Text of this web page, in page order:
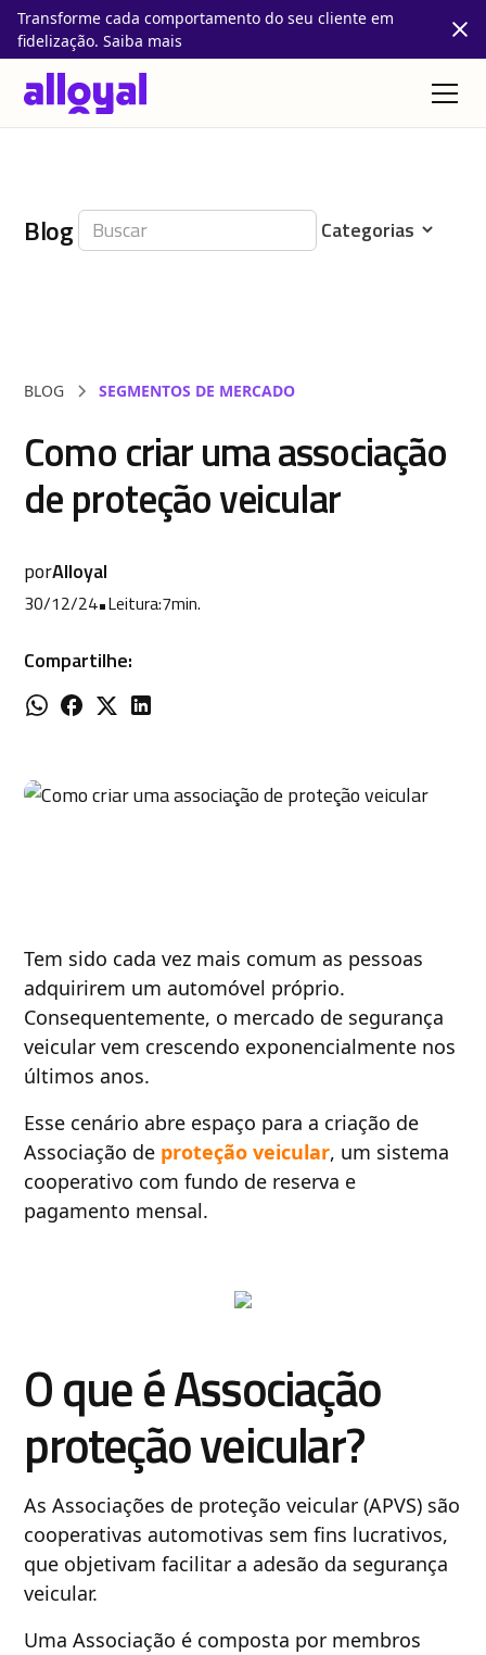
Transforme cada comportamento do seu cliente em
fidelização. Saiba mais
Blog
BLOG SEGMENTOS DE MERCADO
Como criar uma associação
de proteção veicular
porAlloyal
30/12/24•Leitura:7min.
Compartilhe:
Tem sido cada vez mais comum as pessoas
adquirirem um automóvel próprio.
Consequentemente, o mercado de segurança
veicular vem crescendo exponencialmente nos
últimos anos.
Esse cenário abre espaço para a criação de
Associação de proteção veicular, um sistema
cooperativo com fundo de reserva e
pagamento mensal.
O que é Associação
proteção veicular?
As Associações de proteção veicular (APVS) são
cooperativas automotivas sem fins lucrativos,
que objetivam facilitar a adesão da segurança
veicular.
Uma Associação é composta por membros